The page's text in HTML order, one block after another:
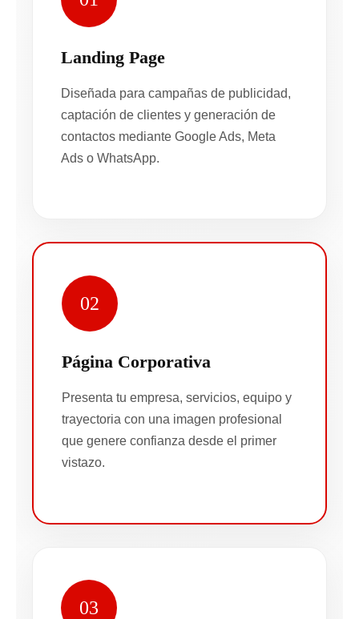
Landing Page
Diseñada para campañas de publicidad,
captación de clientes y generación de
contactos mediante Google Ads, Meta
Ads o WhatsApp.
02
Página Corporativa
Presenta tu empresa, servicios, equipo y
trayectoria con una imagen profesional
que genere confianza desde el primer
vistazo.
03